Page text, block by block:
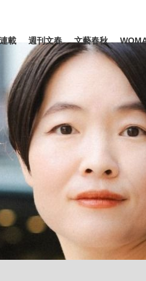
タメ ライフ
表監督に... 「最悪
連載 週刊文春 文藝春秋
キーワード入力
覧
苗 #後藤真希 #城